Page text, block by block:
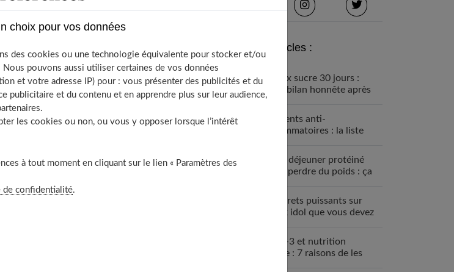
le glucomannane, une fibre
représente près de 10 % de son poids
n'apporte donc aucune calorie.
viscosité, augmentant ainsi jusqu'à
Derniers articles :
Détox sucre 30 jours :
mon bilan honnête après
avoir tout arrêté
Aliments anti-
inflammatoires : la liste
Petit déjeuner protéiné
pour perdre du poids : ça
7 secrets puissants sur
black idol que vous devez
Oméga-3 et nutrition
sportive : 7 raisons de les
choix pour vos données
des cookies ou une technologie équivalente pour stocker et/ou
pouvons aussi utiliser certaines de vos données
et votre adresse IP) pour : vous présenter des publicités et du
publicitaire et du contenu et en apprendre plus sur leur audience,
les cookies ou non, ou vous y opposer lorsque l’intérêt
à tout moment en cliquant sur le lien « Paramètres des
de confidentialité.